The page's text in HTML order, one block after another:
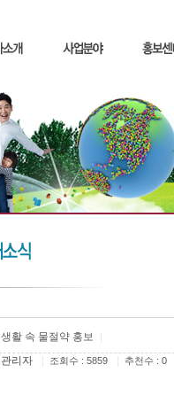
생활 속 물절약 홍보
관리자
조회수 : 5859 추천수 : 0